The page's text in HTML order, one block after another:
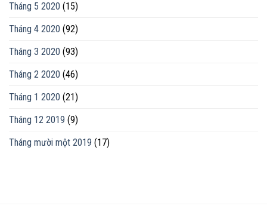
Tháng 5 2020 (15)
Tháng 4 2020 (92)
Tháng 3 2020 (93)
Tháng 2 2020 (46)
Tháng 1 2020 (21)
Tháng 12 2019 (9)
Tháng mười một 2019 (17)